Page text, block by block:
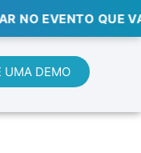
QUE VAI
UMA DEMO